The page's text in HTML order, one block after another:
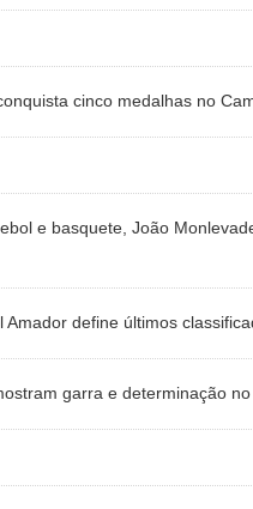
cinco medalhas no
e basquete, João
define últimos
garra e determinação